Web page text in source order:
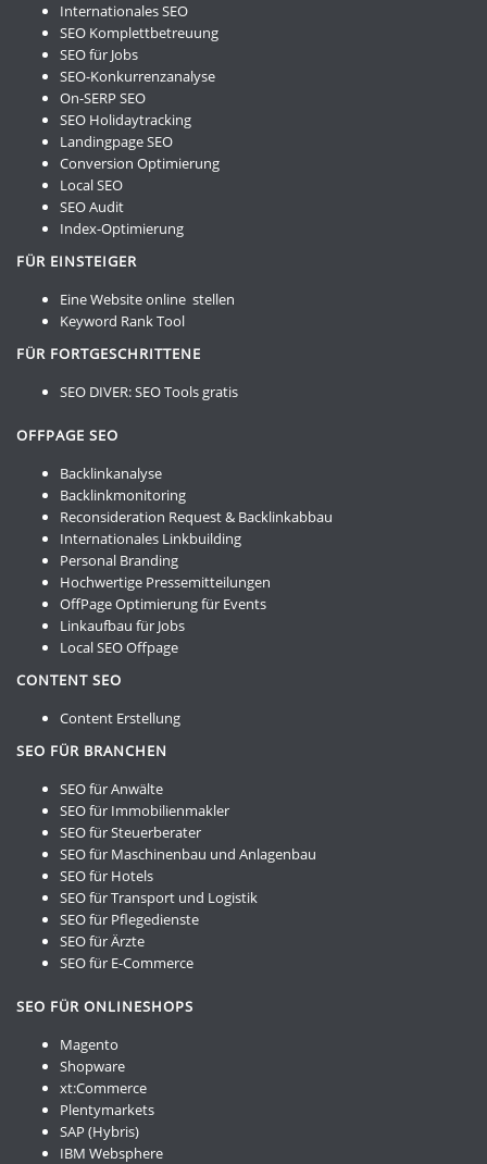
Internationales SEO
SEO Komplettbetreuung
SEO für Jobs
SEO-Konkurrenzanalyse
On-SERP SEO
SEO Holidaytracking
Landingpage SEO
Conversion Optimierung
Local SEO
SEO Audit
Index-Optimierung
FÜR EINSTEIGER
Eine Website online stellen
Keyword Rank Tool
FÜR FORTGESCHRITTENE
SEO DIVER:SEO Tools gratis
OFFPAGE SEO
Backlinkanalyse
Backlinkmonitoring
Reconsideration Request & Backlinkabbau
Internationales Linkbuilding
Personal Branding
Hochwertige Pressemitteilungen
OffPage Optimierung für Events
Linkaufbau für Jobs
Local SEO Offpage
CONTENT SEO
Content Erstellung
SEO FÜR BRANCHEN
SEO für Anwälte
SEO für Immobilienmakler
SEO für Steuerberater
SEO für Maschinenbau und Anlagenbau
SEO für Hotels
SEO für Transport und Logistik
SEO für Pflegedienste
SEO für Ärzte
SEO für E-Commerce
SEO FÜR ONLINESHOPS
Magento
Shopware
xt:Commerce
Plentymarkets
SAP (Hybris)
IBM Websphere